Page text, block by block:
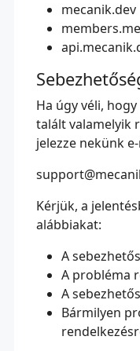
mecanik.dev
Ha úgy véli,
talált valamelyik
jelezze nekünk
Kérjük, a
alábbiakat:
A
A probléma
A
Bármilyen